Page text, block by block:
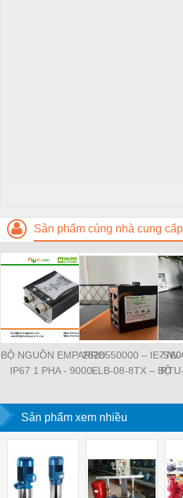
Sản phẩm cùng nhà cung cấp
BỘ NGUỒN EMPARRO
IP67 1 PHA - 9000-
EMPARRO IP67
POWER SUPPLY 1-
PHASE
2828550000 – IE-SW-
ELB-08-8TX – BỘ
RJ45 – WEIDMULLER
Sản phẩm xem nhiều